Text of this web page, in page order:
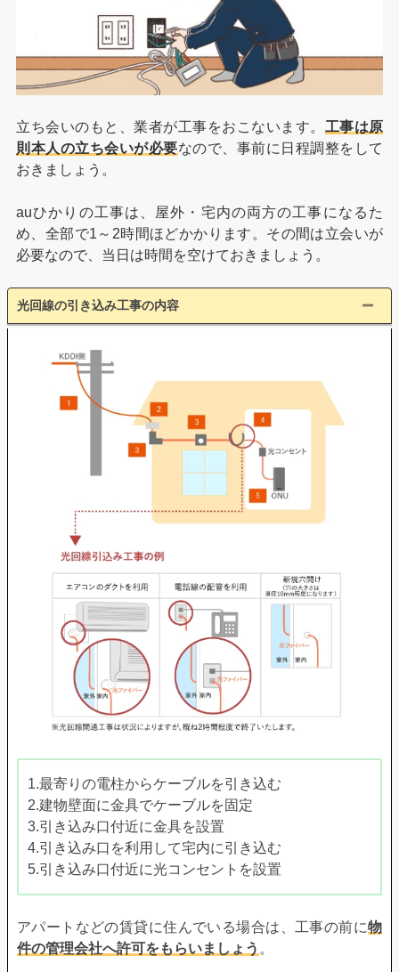
立ち会いのもと、業者が工事をおこないます。 工事は原
則本人の立ち会いが必要なので、事前に日程調整をして
おきましょう。
auひかりの工事は、屋外・宅内の両方の工事になるた
め、全部で1～2時間ほどかかります。その間は立会いが
必要なので、当日は時間を空けておきましょう。
光回線の引き込み工事の内容
1.最寄りの電柱からケーブルを引き込む
2.建物壁面に金具でケーブルを固定
3.引き込み口付近に金具を設置
4.引き込み口を利用して宅内に引き込む
5.引き込み口付近に光コンセントを設置
アパートなどの賃貸に住んでいる場合は、工事の前に物
件の管理会社へ許可をもらいましょう 。